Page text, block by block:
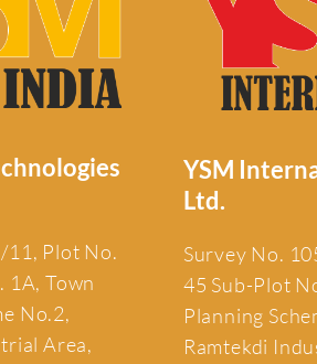
11, Plot No.
1A, Town
No.2,
Area,
YSM
Ltd.
Survey No.
45 Sub-Plot
Planning
Ramtekdi